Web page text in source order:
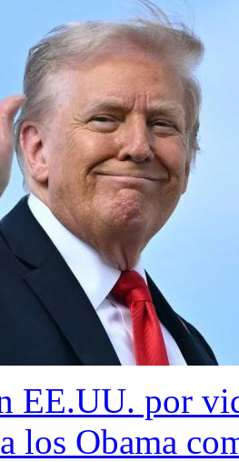
EE.UU. por
los Obama